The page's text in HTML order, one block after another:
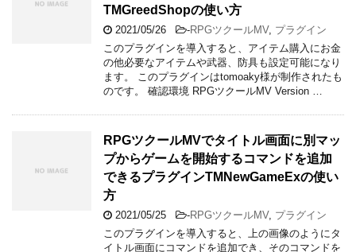
TMGreedShopの使い方
2021/05/26 -RPGツクールMV, プラグイン
このプラグインを導入すると、アイテム購入にお金
の他必要なアイテムや武器、防具も設定可能になり
ます。 このプラグインはtomoaky様が制作されたも
のです。 確認環境 RPGツクールMV Version …
RPGツクールMVでタイトル画面に別マッ
プからゲームを開始するコマンドを追加
できるプラグインTMNewGameExの使い
方
2021/05/25 -RPGツクールMV, プラグイン
このプラグインを導入すると、上の画像のようにタ
イトル画面にコマンドを追加でき、そのコマンドを